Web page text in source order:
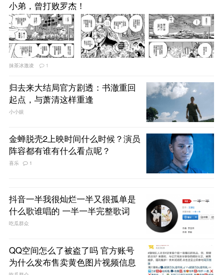
小弟，曾打败罗杰！
抹茶冰激凌 1
归去来大结局官方剧透：书澈重回
起点，与萧清这样重逢
小小娱
金蝉脱壳2上映时间什么时候？演员
阵容都有谁有什么看点呢？
喜乐 1
抖音一半我很灿烂一半又很孤单是
什么歌谁唱的 一半一半完整歌词
吃瓜群众
QQ空间怎么了被盗了吗 官方账号
为什么发布售卖黄色图片视频信息